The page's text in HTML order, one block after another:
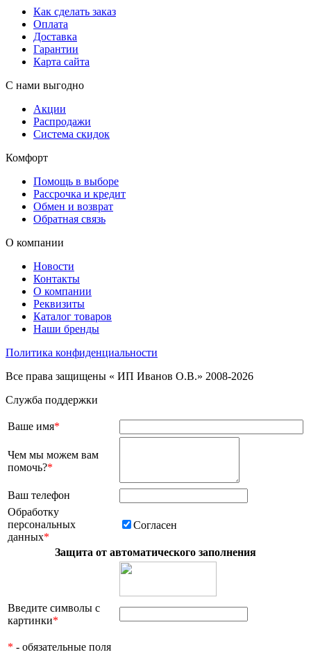
Как сделать заказ
Оплата
Доставка
Гарантии
Карта сайта
С нами выгодно
Акции
Распродажи
Система скидок
Комфорт
Помощь в выборе
Рассрочка и кредит
Обмен и возврат
Обратная связь
О компании
Новости
Контакты
О компании
Реквизиты
Каталог товаров
Наши бренды
Политика конфиденциальности
Все права защищены « ИП Иванов О.В.» 2008-2026
Служба поддержки
Ваше имя*
Чем мы можем вам
помочь?*
Ваш телефон
Обработку
персональных
данных*
Согласен
Защита от автоматического заполнения
Введите символы с
картинки*
* - обязательные поля